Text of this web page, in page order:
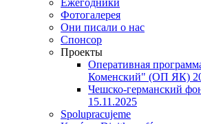
Ежегодники
Фотогалерея
Они писали о нас
Спонсор
Проекты
Оперативная
Коменский" (ОП ЯК)
Чешско-германский
15.11.2025
Spolupracujeme